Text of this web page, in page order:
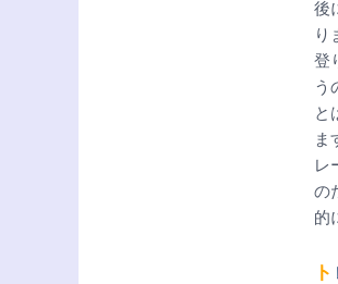
後
り
登
う
と
ま
レ
の
的